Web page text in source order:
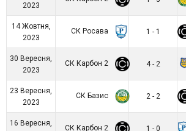
2023
14 Жовтня,
2023
СК Росава 1 - 1
30 Вересня,
2023
СК Карбон 2 4 - 2
23 Вересня,
2023
СК Базис 2 - 2
16 Вересня,
СК Карбон 2 1 - 0